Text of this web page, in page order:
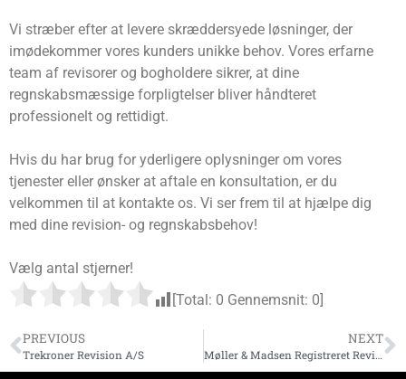
Vi stræber efter at levere skræddersyede løsninger, der
imødekommer vores kunders unikke behov. Vores erfarne
team af revisorer og bogholdere sikrer, at dine
regnskabsmæssige forpligtelser bliver håndteret
professionelt og rettidigt.
Hvis du har brug for yderligere oplysninger om vores
tjenester eller ønsker at aftale en konsultation, er du
velkommen til at kontakte os. Vi ser frem til at hjælpe dig
med dine revision- og regnskabsbehov!
Vælg antal stjerner!
[Total: 0 Gennemsnit: 0
PREVIOUS
Trekroner Revision A/S
NEXT
Møller & Madsen Registreret Revisionsaktieselskab